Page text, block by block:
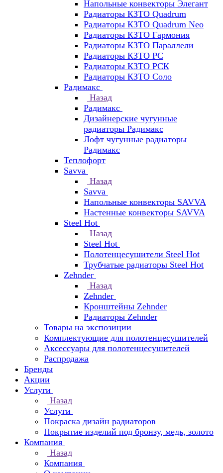
Напольные конвекторы Элегант
Радиаторы КЗТО Quadrum
Радиаторы КЗТО Quadrum Neo
Радиаторы КЗТО Гармония
Радиаторы КЗТО Параллели
Радиаторы КЗТО РС
Радиаторы КЗТО РСК
Радиаторы КЗТО Соло
Радимакс
Назад
Радимакс
Дизайнерские чугунные
радиаторы Радимакс
Лофт чугунные радиаторы
Радимакс
Теплофорт
Savva
Назад
Savva
Напольные конвекторы SAVVA
Настенные конвекторы SAVVA
Steel Hot
Назад
Steel Hot
Полотенцесушители Steel Hot
Трубчатые радиаторы Steel Hot
Zehnder
Назад
Zehnder
Кронштейны Zehnder
Радиаторы Zehnder
Товары на экспозиции
Комплектующие для полотенцесушителей
Аксессуары для полотенцесушителей
Распродажа
Бренды
Акции
Услуги
Назад
Услуги
Покраска дизайн радиаторов
Покрытие изделий под бронзу, медь, золото
Компания
Назад
Компания